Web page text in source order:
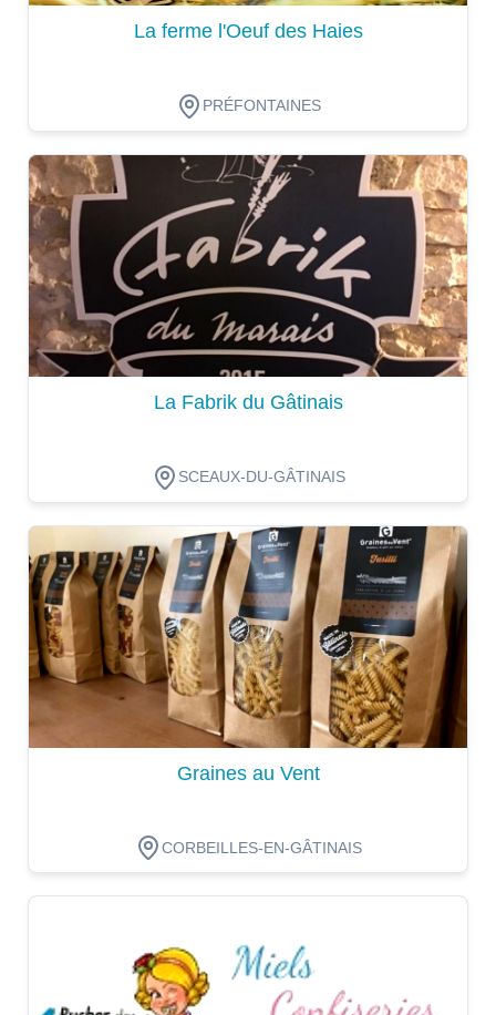
La ferme l'Oeuf des Haies
PRÉFONTAINES
Dégustation
La Fabrik du Gâtinais
SCEAUX-DU-GÂTINAIS
Dégustation
Graines au Vent
CORBEILLES-EN-GÂTINAIS